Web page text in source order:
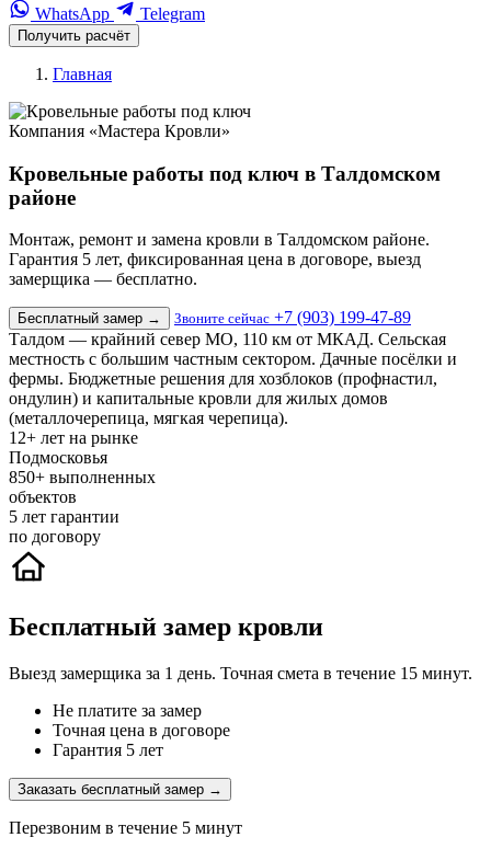
WhatsApp
Telegram
Получить расчёт
Главная
Компания «Мастера Кровли»
Кровельные работы под ключ в Талдомском
районе
Монтаж, ремонт и замена кровли в Талдомском районе.
Гарантия 5 лет, фиксированная цена в договоре, выезд
замерщика — бесплатно.
Бесплатный замер → Звоните сейчас +7 (903) 199-47-89
Талдом — крайний север МО, 110 км от МКАД. Сельская
местность с большим частным сектором. Дачные посёлки и
фермы. Бюджетные решения для хозблоков (профнастил,
ондулин) и капитальные кровли для жилых домов
(металлочерепица, мягкая черепица).
12+ лет на рынке
Подмосковья
850+ выполненных
объектов
5 лет гарантии
по договору
Бесплатный замер кровли
Выезд замерщика за 1 день. Точная смета в течение 15 минут.
Не платите за замер
Точная цена в договоре
Гарантия 5 лет
Заказать бесплатный замер →
Перезвоним в течение 5 минут